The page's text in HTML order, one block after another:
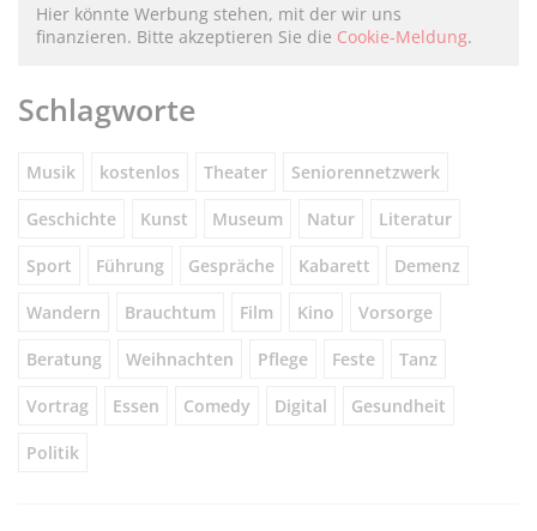
Hier könnte Werbung stehen, mit der wir uns
finanzieren. Bitte akzeptieren Sie die Cookie-Meldung.
Schlagworte
Musik kostenlos Theater Seniorennetzwerk
Geschichte Kunst Museum Natur Literatur
Sport Führung Gespräche Kabarett Demenz
Wandern Brauchtum Film Kino Vorsorge
Beratung Weihnachten Pflege Feste Tanz
Vortrag Essen Comedy Digital Gesundheit
Politik